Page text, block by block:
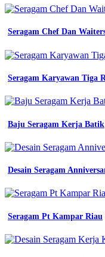
Baju
Seragam
Wanita
Kerja
Hitam
Hitam
seragam
baju
zenex
jual
seragam
terbaru
dan
harga
murah
36
terbaru
Seragam Chef Dan
Seragam Karyawan Tiga
Baju Seragam Kerja Batik
Desain Seragam
Seragam Pt Kampar Riau